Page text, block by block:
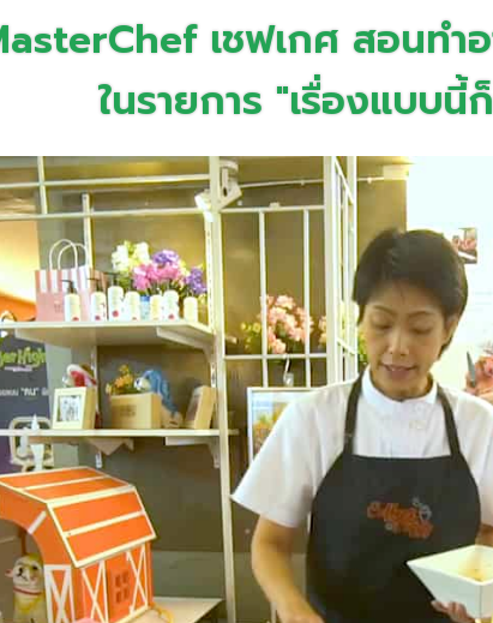
เชฟเกศ สอนทำ
ในรายการ "เรื่องแบบนี้